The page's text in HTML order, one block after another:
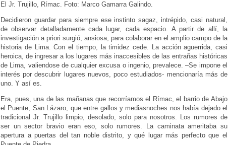
El Jr. Trujillo, Rímac. Foto: Marco Gamarra Galindo.
Decidieron guardar para siempre ese instinto sagaz, intrépido, casi natural,
de observar detalladamente cada lugar, cada espacio. A partir de allí, la
investigación a priori surgió, ansiosa, para colaborar en el amplio campo de la
historia de Lima. Con el tiempo, la timidez cede. La acción aguerrida, casi
heroica, de ingresar a los lugares más inaccesibles de las entrañas históricas
de Lima, valiendose de cualquier excusa o ingenio, prevalece. –Se impone el
interés por descubrir lugares nuevos, poco estudiados- mencionaría más de
uno. Y así es.
Era, pues, una de las mañanas que recorríamos el Rímac, el barrio de Abajo
el Puente, San Lázaro, que entre gallos y mediasnoches nos había dejado el
tradicional Jr. Trujillo limpio, desolado, solo para nosotros. Los rumores de
ser un sector bravio eran eso, solo rumores. La caminata ameritaba su
apertura a puertas del tan noble distrito, y qué lugar más perfecto que el